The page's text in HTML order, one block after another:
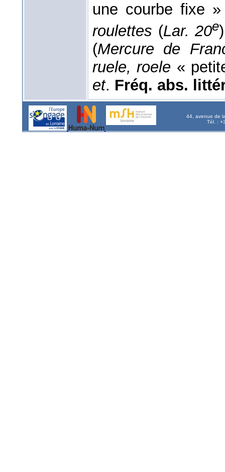
une courbe fixe
roulettes (Lar. 20e
(Mercure de
ruele, roele «
et. Fréq. abs.
44, avenue de
Tél. :